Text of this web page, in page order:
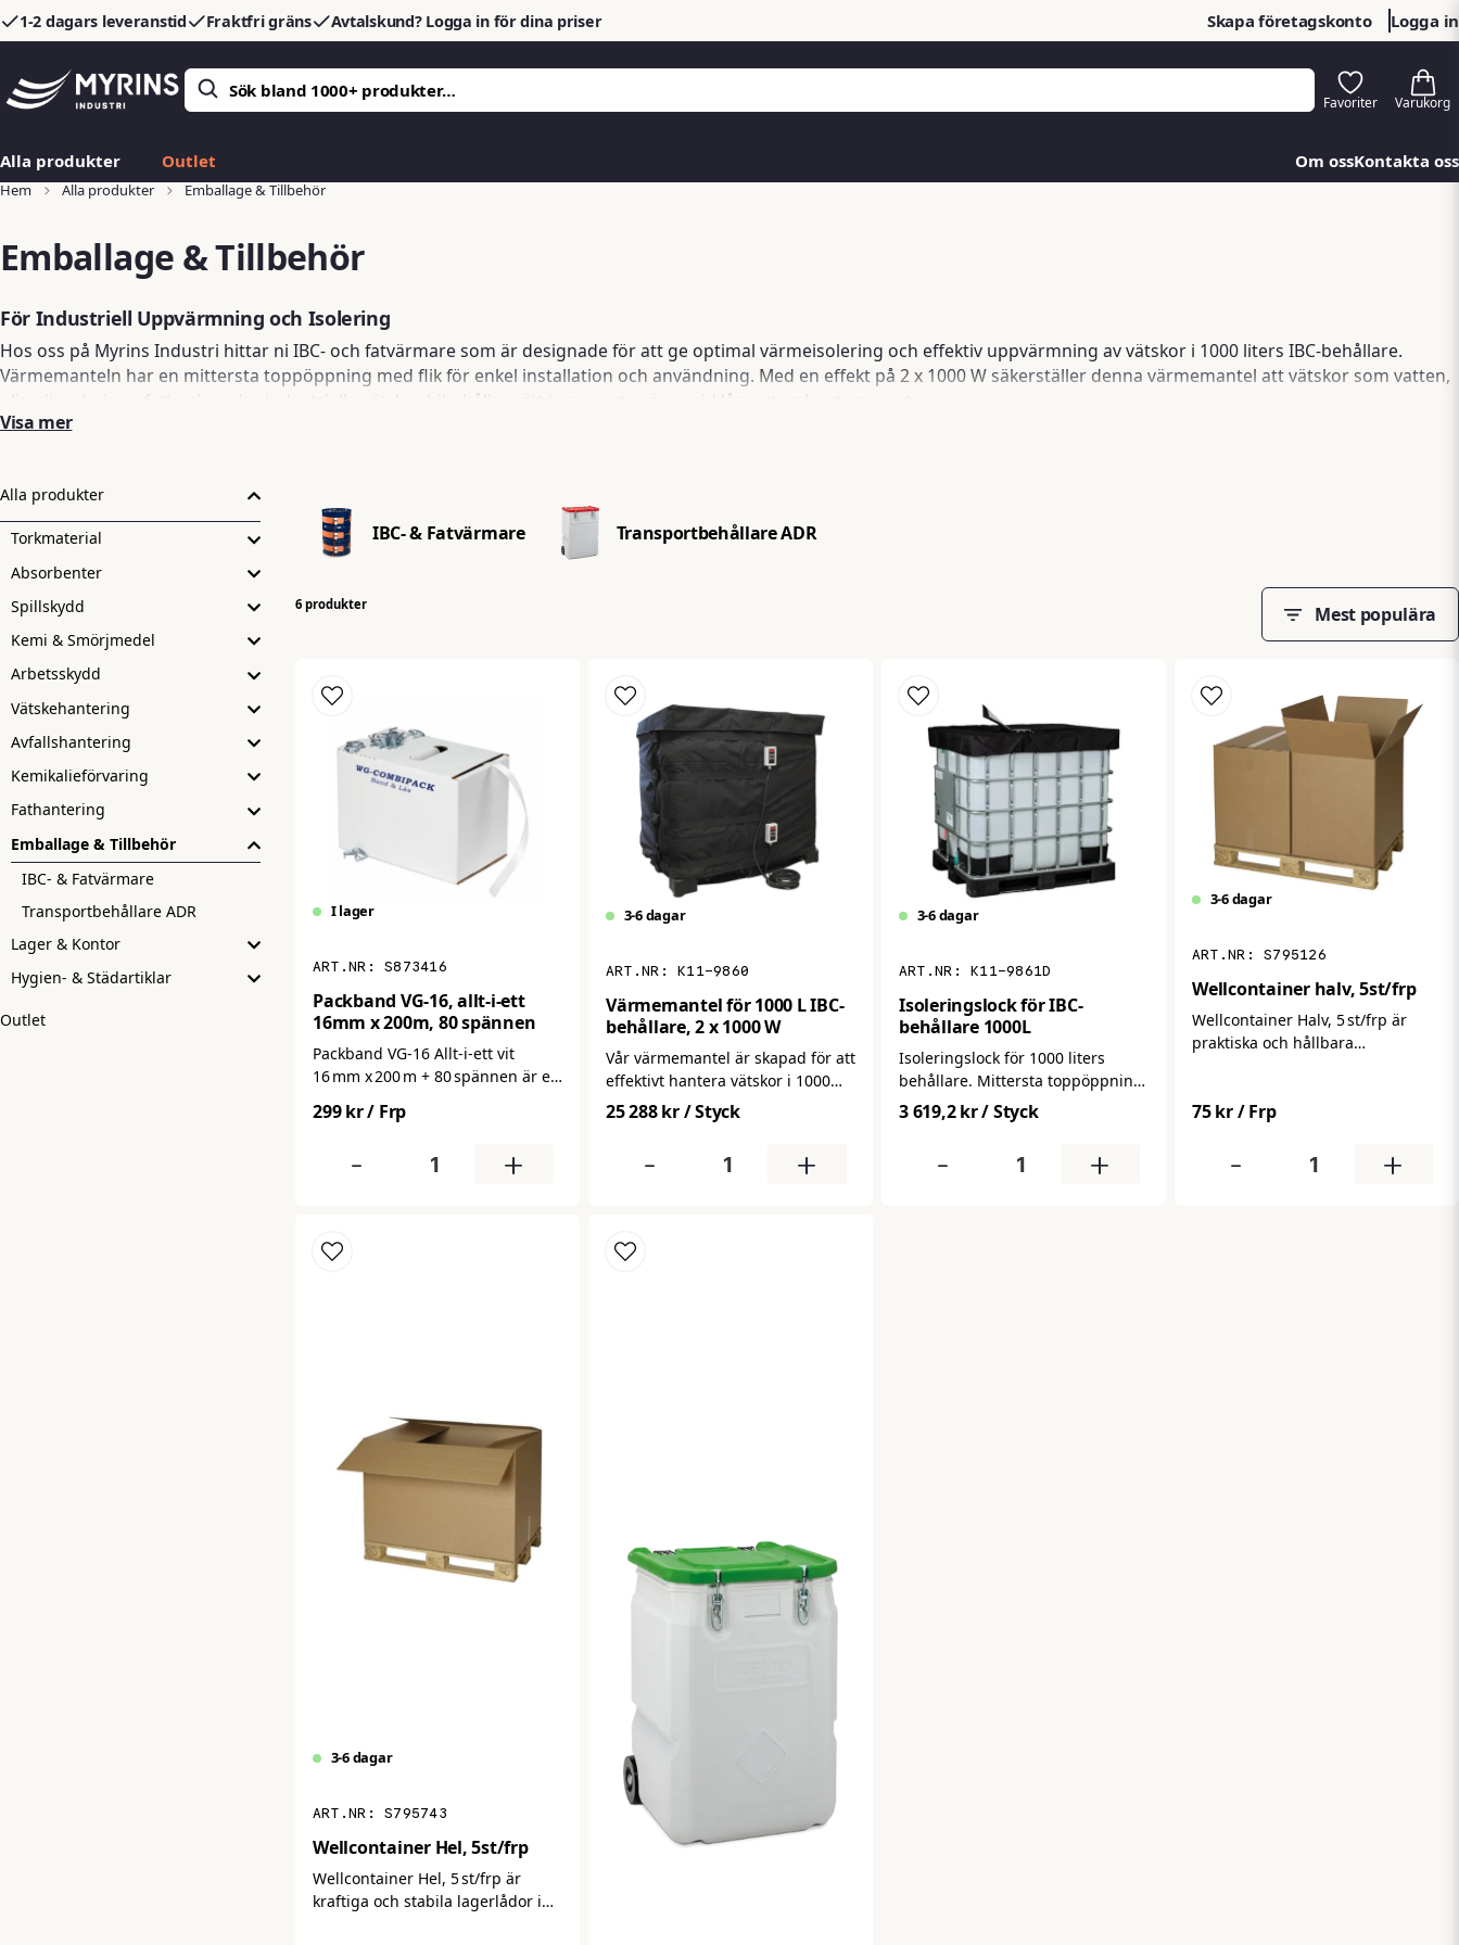
1-2 dagars leveranstid Fraktfri gräns Avtalskund? Logga in för dina priser Skapa företagskonto Logga in
Alla produkter Outlet Om ossKontakta oss
Hem Alla produkter Emballage & Tillbehör
Emballage & Tillbehör
För Industriell Uppvärmning och Isolering
Hos oss på Myrins Industri hittar ni IBC- och fatvärmare som är designade för att ge optimal värmeisolering och effektiv uppvärmning av vätskor i 1000 liters IBC-behållare.
Värmemanteln har en mittersta toppöppning med flik för enkel installation och användning. Med en effekt på 2 x 1000 W säkerställer denna värmemantel att vätskor som vatten,
olja, diesel, sirap, fett och andra industriella vätskor bibehåller rätt temperatur, även vid låga utomhustemperaturer.
effektiviteten.
Upptäck vårt sortiment av IBC-behållare värmare eller fatvärmare och investera i den bästa lösningen för dina uppvärmningsbehov
Visa mer
Alla produkter
Torkmaterial
Absorbenter
Spillskydd
Kemi & Smörjmedel
Arbetsskydd
Vätskehantering
Avfallshantering
Kemikalieförvaring
Fathantering
Emballage & Tillbehör
IBC- & Fatvärmare
Transportbehållare ADR
Lager & Kontor
Hygien- & Städartiklar
Outlet
IBC- & Fatvärmare Transportbehållare ADR
6 produkter Mest populära
I lager
S873416
Packband VG-16, allt-i-ett
16mm x 200m, 80 spännen
Packband VG‑16 Allt‑i‑ett vit
16 mm x 200 m + 80 spännen är ett
effektiv pall‑ och godsfixering.
(200 m) och 80 metallspännen får
lager, logistik, butik eller
299 kr/ Frp
- +
3-6 dagar
K11-9860
Värmemantel för 1000 L IBC-
behållare, 2 x 1000 W
Vår värmemantel är skapad för att
effektivt hantera vätskor i 1000
liters IBC-behållare, oavsett om
det är vatten, olja, diesel, sirap,
vätskor. Den löser problemet med
därmed restprodukter, som
annars kan leda till onödiga
25 288 kr/ Styck
- +
3-6 dagar
K11-9861D
Isoleringslock för IBC-
behållare 1000L
Isoleringslock för 1000 liters
behållare. Mittersta toppöppning
med flik.
3 619,2 kr/ Styck
- +
3-6 dagar
S795126
Wellcontainer halv, 5st/frp
Wellcontainer Halv, 5 st/frp är
praktiska och hållbara
förpackningsarbete där du
del av pallgodset. Med stark
konstruktion och bra skydd
75 kr/ Frp
- +
3-6 dagar
S795743
Wellcontainer Hel, 5st/frp
Wellcontainer Hel, 5 st/frp är
kraftiga och stabila lagerlådor i